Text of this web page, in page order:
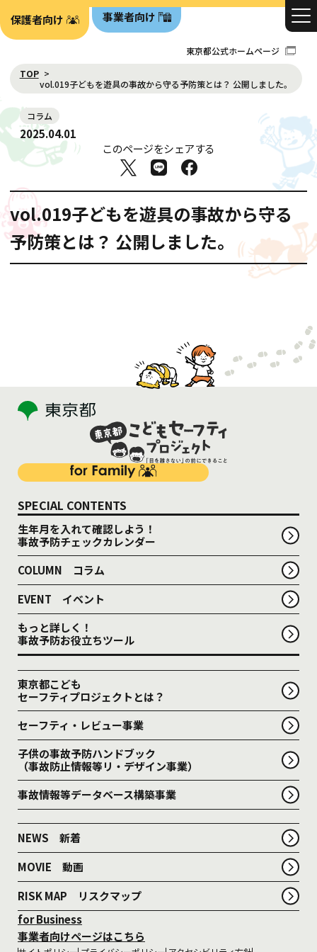
保護者向け 事業者向け
東京都公式ホームページ
TOP
vol.019子どもを遊具の事故から守る予防策とは？ 公開しました。
コラム
2025.04.01
このページをシェアする
vol.019子どもを遊具の事故から守る
予防策とは？ 公開しました。
for Business
事業者向けページはこちら
SPECIAL CONTENTS
生年月を入れて確認しよう！
事故予防チェックカレンダー
COLUMN コラム
EVENT イベント
もっと詳しく！
事故予防お役立ちツール
東京都こども
セーフティプロジェクトとは？
セーフティ・レビュー事業
子供の事故予防ハンドブック
（事故防止情報等リ・デザイン事業）
事故情報等データベース構築事業
NEWS 新着
MOVIE 動画
RISK MAP リスクマップ